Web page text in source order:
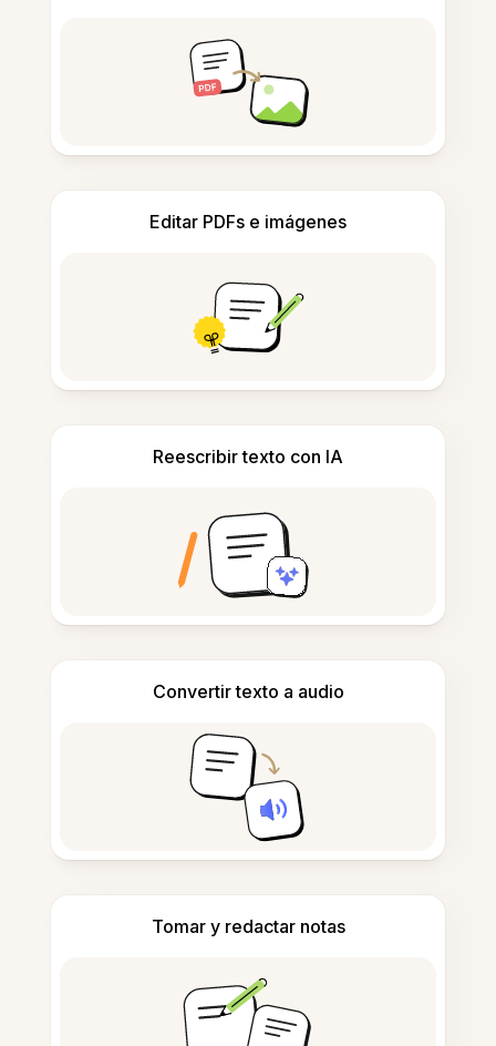
Editar PDFs e imágenes
Reescribir texto con IA
Convertir texto a audio
Tomar y redactar notas